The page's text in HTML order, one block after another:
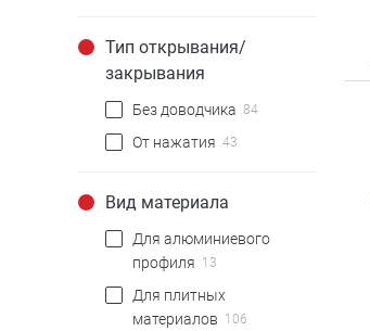
Тип открывания/
закрывания
Без доводчика 84
От нажатия 43
Вид материала
Для алюминиевого
профиля 13
Для плитных
материалов 106